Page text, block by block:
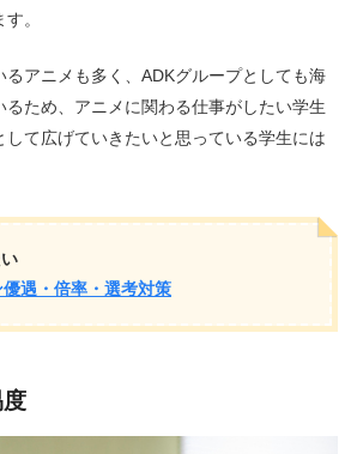
。
るアニメも多く、ADKグループとしても海
ため、アニメに関わる仕事がしたい学生
て広げていきたいと思っている学生には
遇・倍率・選考対策